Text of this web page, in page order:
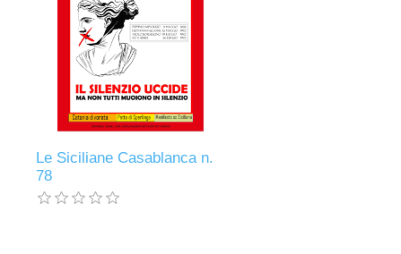
Le Siciliane Casablanca n.
78